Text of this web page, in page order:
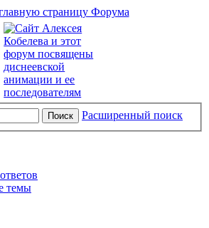
Поиск Расширенный поиск
темы